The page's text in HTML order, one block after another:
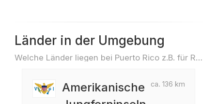
Länder in der Umgebung
Welche Länder liegen bei Puerto Rico z.B. für Reisen oder Flüge
ca. 136 km
Amerikanische